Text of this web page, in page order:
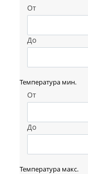
От
До
Температура мин.
От
До
Температура макс.